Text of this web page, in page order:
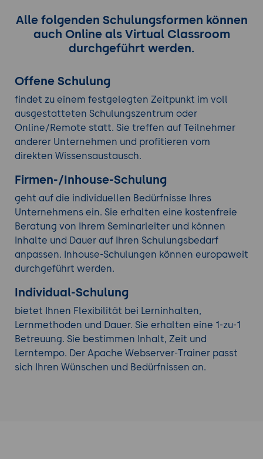
Alle folgenden Schulungsformen können
auch Online als Virtual Classroom
durchgeführt werden.
Offene Schulung
findet zu einem festgelegten Zeitpunkt im voll
ausgestatteten Schulungszentrum oder
Online/Remote statt. Sie treffen auf Teilnehmer
anderer Unternehmen und profitieren vom
direkten Wissensaustausch.
Firmen-/Inhouse-Schulung
geht auf die individuellen Bedürfnisse Ihres
Unternehmens ein. Sie erhalten eine kostenfreie
Beratung von Ihrem Seminarleiter und können
Inhalte und Dauer auf Ihren Schulungsbedarf
anpassen. Inhouse-Schulungen können europaweit
durchgeführt werden.
Individual-Schulung
bietet Ihnen Flexibilität bei Lerninhalten,
Lernmethoden und Dauer. Sie erhalten eine 1-zu-1
Betreuung. Sie bestimmen Inhalt, Zeit und
Lerntempo. Der Apache Webserver-Trainer passt
sich Ihren Wünschen und Bedürfnissen an.